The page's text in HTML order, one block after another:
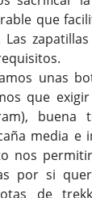
que
unas
que
buena
media e
nos
por si
de